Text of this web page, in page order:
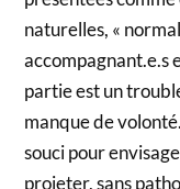
naturelles, «
accompagnant.e.s
partie est un
manque de
souci pour
projeter, sans